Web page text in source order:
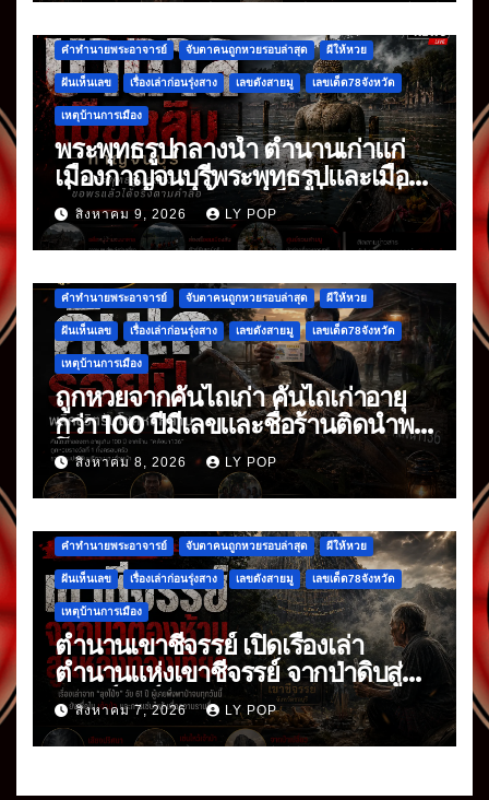
คำทำนายพระอาจารย์ จับตาคนถูกหวยรอบล่าสุด ผีให้หวย
ฝันเห็นเลข เรื่องเล่าก่อนรุ่งสาง เลขดังสายมู เลขเด็ด78จังหวัด
เหตุบ้านการเมือง
พระพุทธรูปกลางน้ำ ตำนานเก่าแก่
เมืองกาญจนบุรีพระพุทธรูปและเมือง
ที่จมหายกลางน้ำ อันเป็นเรื่องเล่าที่สืบ
ต่อกันมา
สิงหาคม 9, 2026 LY POP
คำทำนายพระอาจารย์ จับตาคนถูกหวยรอบล่าสุด ผีให้หวย
ฝันเห็นเลข เรื่องเล่าก่อนรุ่งสาง เลขดังสายมู เลขเด็ด78จังหวัด
เหตุบ้านการเมือง
ถูกหวยจากคันไถเก่า คันไถเก่าอายุ
กว่า 100 ปีมีเลขและชื่อร้านติดนำพา
โชคสิงหาคม 8, 2026 LY POP
คำทำนายพระอาจารย์ จับตาคนถูกหวยรอบล่าสุด ผีให้หวย
ฝันเห็นเลข เรื่องเล่าก่อนรุ่งสาง เลขดังสายมู เลขเด็ด78จังหวัด
เหตุบ้านการเมือง
ตำนานเขาชีจรรย์ เปิดเรื่องเล่า
ตำนานแห่งเขาชีจรรย์ จากป่าดิบสู่
แลนด์มาร์กดัง
สิงหาคม 7, 2026 LY POP